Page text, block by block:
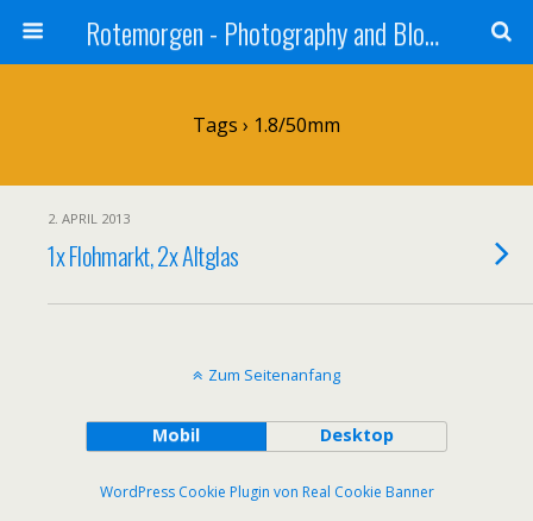
Rotemorgen - Photography and Blog by Alexander Sprinz
Tags › 1.8/50mm
2. APRIL 2013
1x Flohmarkt, 2x Altglas
Zum Seitenanfang
Mobil Desktop
WordPress Cookie Plugin von Real Cookie Banner